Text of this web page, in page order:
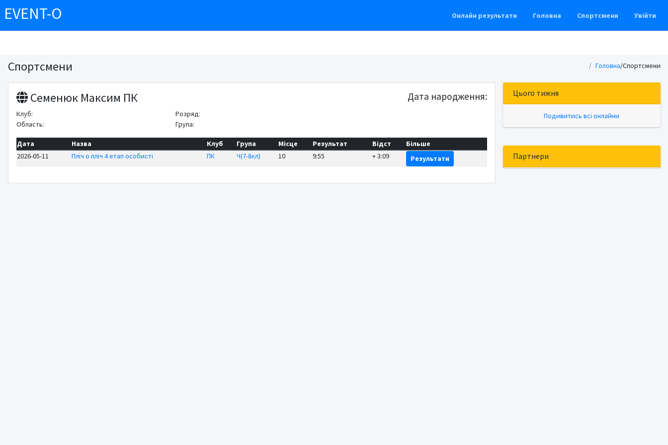
EVENT-O Онлайн результати Головна Спортсмени Увійти
Спортсмени Головна/Спортсмени
Семенюк Максим ПК Дата народження:
Клуб:
Область:
Розряд:
Група:
Дата Назва Клуб Група Місце Результат Відст
Більше
2026-05-11
Пліч о пліч 4 етап особисті ПК Ч(7-8кл) 10 9:55 + 3:09 Результати
Цього тижня
Подивитись всі онлайни
Партнери